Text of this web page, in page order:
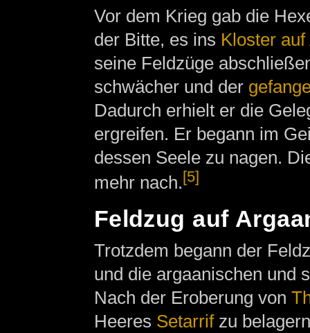
Vor dem Krieg gab die
der Bitte, es ins Kloster
seine Feldzüge
schwächer und der
Dadurch erhielt er die
ergreifen. Er begann im
dessen Seele zu nagen.
mehr nach. [5]
Feldzug auf
Trotzdem begann der
und die argaanischen und
Nach der Eroberung von
Heeres Setarrifzu